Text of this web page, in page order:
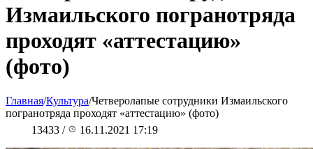
Измаильского погранотряда
проходят «аттестацию»
(фото)
Главная/Культура/Четверолапые сотрудники Измаильского
погранотряда проходят «аттестацию» (фото)
13433 / 16.11.2021 17:19